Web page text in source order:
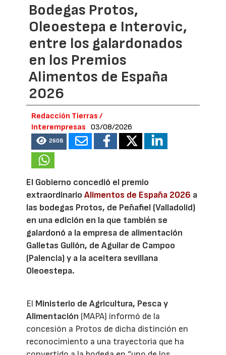
Bodegas Protos,
Oleoestepa e Interovic,
entre los galardonados
en los Premios
Alimentos de España
2026
Redacción Tierras /
Interempresas
03/08/2026
2608
El Gobierno concedió el premio
extraordinarioAlimentos de España 2026 a
las bodegas Protos, de Peñafiel (Valladolid)
en una edición en la que también se
galardonó a la empresa de alimentación
Galletas Gullón, de Aguilar de Campoo
(Palencia) y a la aceitera sevillana
Oleoestepa.
El Ministerio de Agricultura, Pesca y
Alimentación (MAPA) informó de la
concesión a Protos de dicha distinción en
reconocimiento a una trayectoria que ha